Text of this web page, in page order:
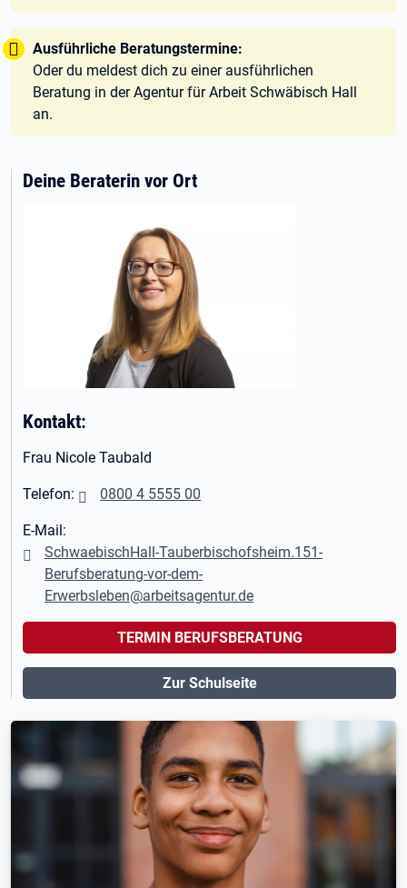
Tipp:
Ausführliche Beratungstermine:
Oder du meldest dich zu einer ausführlichen
Beratung in der Agentur für Arbeit Schwäbisch Hall
an.
Deine Beraterin vor Ort
Kontakt:
Frau Nicole Taubald
Telefon: 0800 4 5555 00
E-Mail:
SchwaebischHall-Tauberbischofsheim.151-
Berufsberatung-vor-dem-
Erwerbsleben@arbeitsagentur.de
TERMIN BERUFSBERATUNG
Zur Schulseite